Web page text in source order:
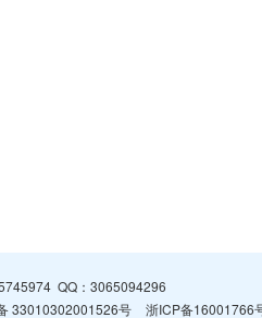
QQ： 3065094296
33010302001526号 浙ICP备16001766